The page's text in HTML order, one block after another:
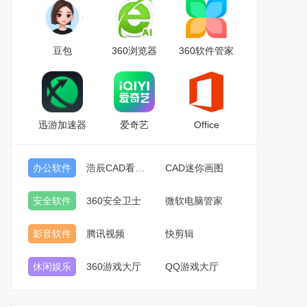
豆包 360浏览器 360软件管家
迅游加速器 爱奇艺 Office
办公软件 CAD迷你画图
安全软件 360安全卫士 微软电脑管家
影音软件 腾讯视频 快剪辑
休闲娱乐 360游戏大厅 QQ游戏大厅